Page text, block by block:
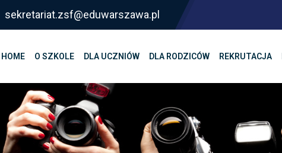
sekretariat.zsf@eduwarszawa.pl
HOME O SZKOLE DLA UCZNIÓW DLA RODZICÓW REKRUTACJA